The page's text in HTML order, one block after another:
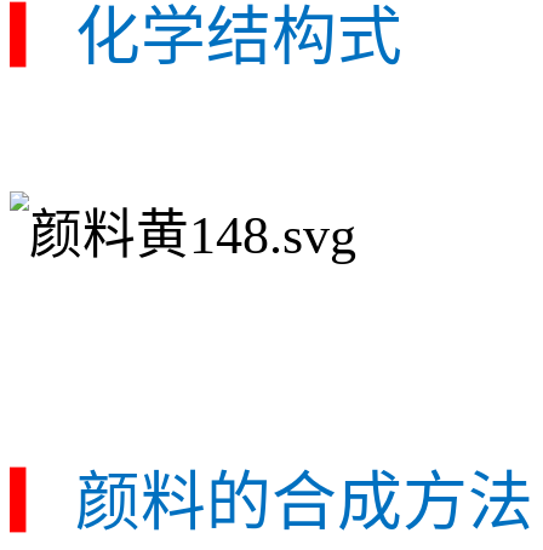
化学结构式
颜料的合成方法